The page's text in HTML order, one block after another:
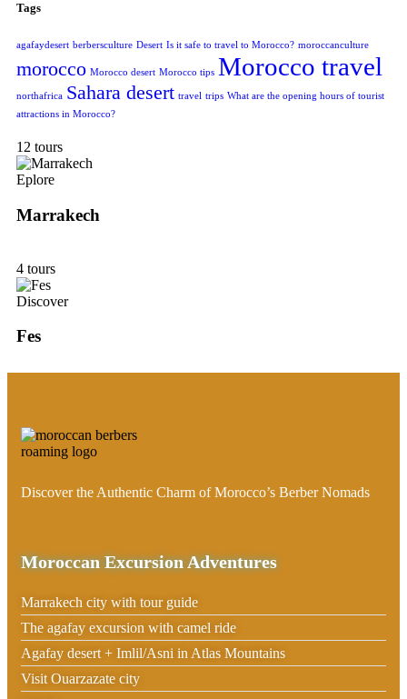
Tags
agafaydesert berbersculture Desert Is it safe to travel to Morocco? moroccanculture
morocco Morocco desert Morocco tips Morocco travel
northafrica Sahara desert travel trips What are the opening hours of tourist
attractions in Morocco?
12 tours
Eplore
Marrakech
4 tours
Discover
Fes
Discover the Authentic Charm of Morocco’s Berber Nomads
Moroccan Excursion Adventures
Marrakech city with tour guide
The agafay excursion with camel ride
Agafay desert + Imlil/Asni in Atlas Mountains
Visit Ouarzazate city